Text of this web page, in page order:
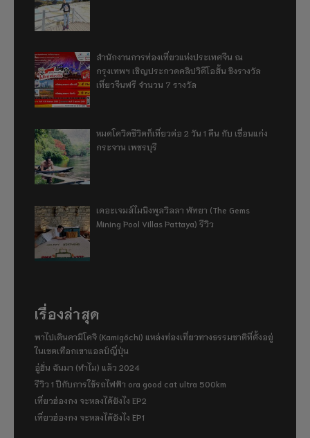
สำนักงานการท่องเที่ยวแห่งประเทศจีน ณ
กรุงเทพฯ เชิญประกวดคลิปวิดีโอสั้น ชิงรางวัล
เที่ยวจีนฟรี จำนวน 7 รางวัล
หมดโควิดชีวิตก็เที่ยวต่อ 2 วัน 1 คืน กับ เขื่อนแก่ง
กระจาน เพชรบุรี
เดอะเจมส์ไมนิงพูลวิลลา พัทยา (The Gems
Mining Pool Villas Pattaya) รีวิว
เรื่องล่าสุด
พาไปเดินคามิโคจิ (Kamigōchi) แหล่งท่องเที่ยวทางธรรมชาติที่ตั้งอยู่
ในเขตเทือกเขาแอลป์ญี่ปุ่น
อู่ฮั่น ฉันมา (ทำไม) แล้ว 2024
รีวิว 1 ปีกับการใช้รถไฟฟ้า ora good cat ultra 500km
เที่ยวฮ่องกง จะหลงได้ยังไง EP2
เที่ยวฮ่องกง จะหลงได้ยังไง EP1